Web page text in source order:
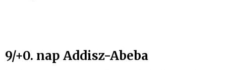
9/+0. nap Addisz-Abeba